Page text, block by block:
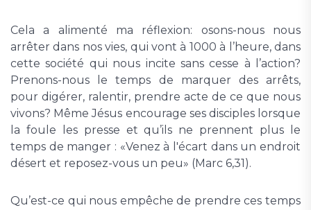
Cela a alimenté ma réflexion: osons-nous nous
arrêter dans nos vies, qui vont à 1000 à l’heure, dans
cette société qui nous incite sans cesse à l’action?
Prenons-nous le temps de marquer des arrêts,
pour digérer, ralentir, prendre acte de ce que nous
vivons? Même Jésus encourage ses disciples lorsque
la foule les presse et qu’ils ne prennent plus le
temps de manger : «Venez à l'écart dans un endroit
désert et reposez-vous un peu» (Marc 6,31).
Qu’est-ce qui nous empêche de prendre ces temps